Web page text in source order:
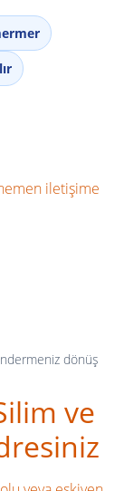
dönüş
ve